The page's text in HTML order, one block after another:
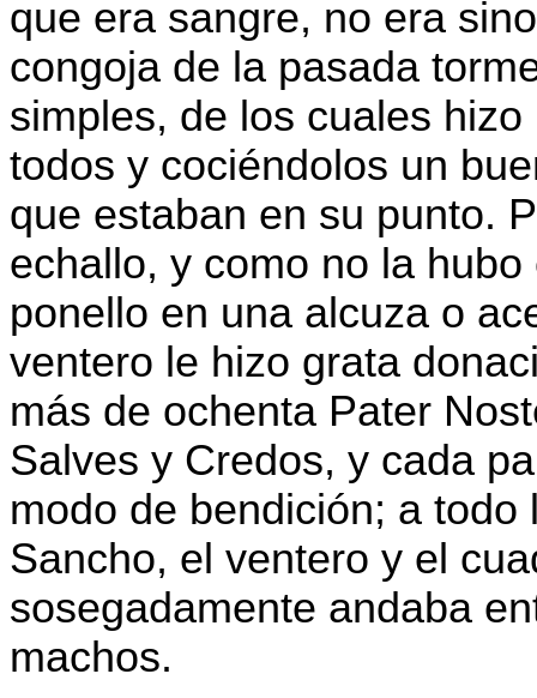
que era sangre, no era
congoja de la pasada
simples, de los cuales
todos y cociéndolos un
que estaban en su punto.
echallo, y como no la
ponello en una alcuza o
ventero le hizo grata
más de ochenta Pater
Salves y Credos, y cada
modo de bendición; a
Sancho, el ventero y el
sosegadamente andaba
machos.